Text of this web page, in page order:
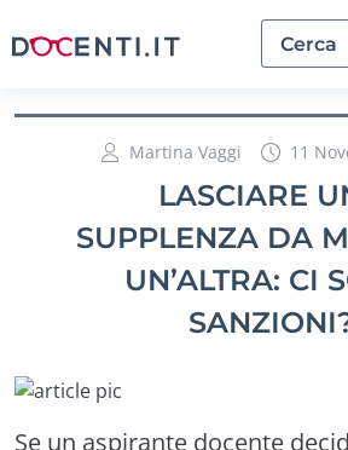
Martina Vaggi 11
LASCIARE
SUPPLENZA DA
UN’ALTRA: CI
Se un aspirante docente